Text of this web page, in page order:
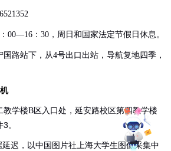
： 00—16 ： 30 ，周日和国家法定节假日休息。
国路站下，从4号出口出站，导航复地四季，
教学楼B区入口处，延安路校区第四教学楼
。
迟，以中国图片社上海大学生图像采集中